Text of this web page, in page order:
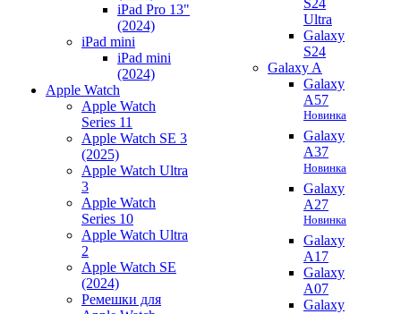
iPad Pro 13"
(2024)
iPad mini
iPad mini
(2024)
Apple Watch
Apple Watch
Series 11
Apple Watch SE 3
(2025)
Apple Watch Ultra
3
Apple Watch
Series 10
Apple Watch Ultra
2
Apple Watch SE
(2024)
Ремешки для
S24
Ultra
Galaxy
S24
Galaxy A
Galaxy
A57
Новинка
Galaxy
A37
Новинка
Galaxy
A27
Новинка
Galaxy
A17
Galaxy
A07
Galaxy